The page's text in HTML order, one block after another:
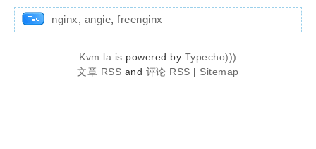
nginx, angie, freenginx
Kvm.la is powered by Typecho)))
文章 RSS and 评论 RSS | Sitemap